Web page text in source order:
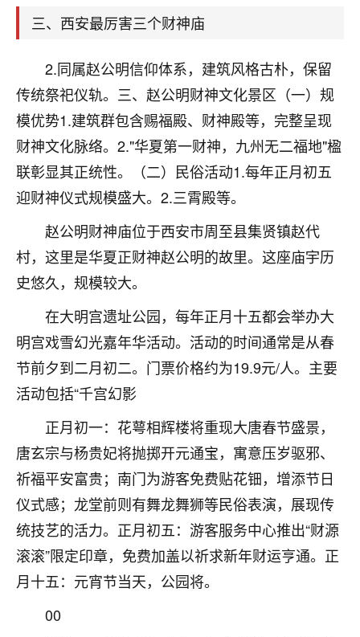
三、西安最厉害三个财神庙
2.同属赵公明信仰体系，建筑风格古朴，保留
传统祭祀仪轨。三、赵公明财神文化景区（一）规
模优势1.建筑群包含赐福殿、财神殿等，完整呈现
财神文化脉络。2."华夏第一财神，九州无二福地"楹
联彰显其正统性。（二）民俗活动1.每年正月初五
迎财神仪式规模盛大。2.三霄殿等。
赵公明财神庙位于西安市周至县集贤镇赵代
村，这里是华夏正财神赵公明的故里。这座庙宇历
史悠久，规模较大。
在大明宫遗址公园，每年正月十五都会举办大
明宫戏雪幻光嘉年华活动。活动的时间通常是从春
节前夕到二月初二。门票价格约为19.9元/人。主要
活动包括“千宫幻影
正月初一：花萼相辉楼将重现大唐春节盛景，
唐玄宗与杨贵妃将抛掷开元通宝，寓意压岁驱邪、
祈福平安富贵；南门为游客免费贴花钿，增添节日
仪式感；龙堂前则有舞龙舞狮等民俗表演，展现传
统技艺的活力。正月初五：游客服务中心推出“财源
滚滚”限定印章，免费加盖以祈求新年财运亨通。正
月十五：元宵节当天，公园将。
00
17分钟前 来自湖北
心若莲花
我是做餐饮的，这两年，生意屡屡受挫，店开一家关
一家，要么生意不好，生意好的就出事。前些年攒的
家底快败光了，真是倒霉！我也想找人看看到底怎么
回事？
鹿森：你可以找老师看看，人有时不服命不行
啊！
是我从找店开始都是找慧来老师跟进的，选
址、风水、还有开业日子，哪哪都看了，虽然
大环境不好，但是我家生意还可以，前几天又
刚找老师做了补财库，希望财运更好一点！
2小时前 来自海南 18
梦醒时分
我女儿高二叛逆，大半年不上学，一说她就要死要活
师，一开始我是病急乱投医，这半年来，法事一个个
做完，我女儿跟变了个人一样，不期望她能考多好的
大学，只要能安安稳稳的把书读了，身体心理都健健
康康的我就很知足了！
鹿森：可怜天下父母心啊！
3小时前 来自河北 16
付深
我是公司人事调整，有升迁机会，但同时竞争的我们